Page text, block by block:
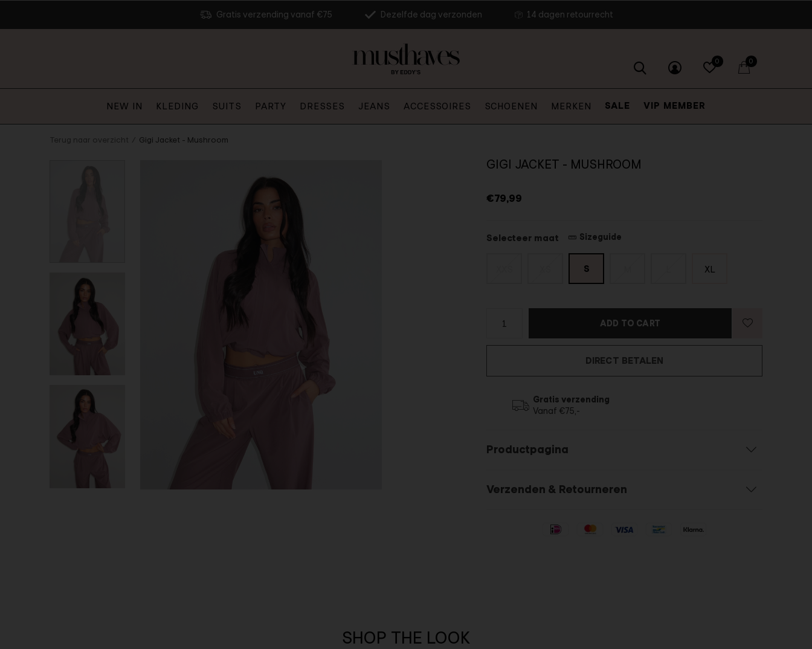
NEW IN KLEDING SUITS PARTY DRESSES JEANS ACCESSOIRES SCHOENEN MERKEN SALE VIP MEMBER
0 0
Gratis verzending vanaf €75 Dezelfde dag verzonden 14 dagen retourrecht
Terug naar overzicht Gigi Jacket - Mushroom
GIGI JACKET - MUSHROOM
€79,99
Selecteer maat Sizeguide
S XL
ADD TO CART
DIRECT BETALEN
Gratis verzending
Vanaf €75,-
Productpagina
Verzenden & Retourneren
SHOP THE LOOK